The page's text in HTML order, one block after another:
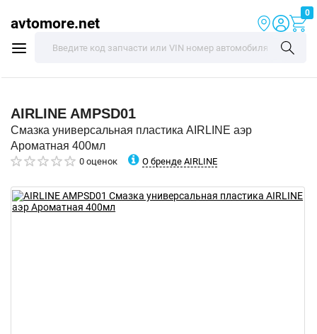
avtomore.net
0
AIRLINE AMPSD01
Смазка универсальная пластика AIRLINE аэр
Ароматная 400мл
0 оценок О бренде AIRLINE